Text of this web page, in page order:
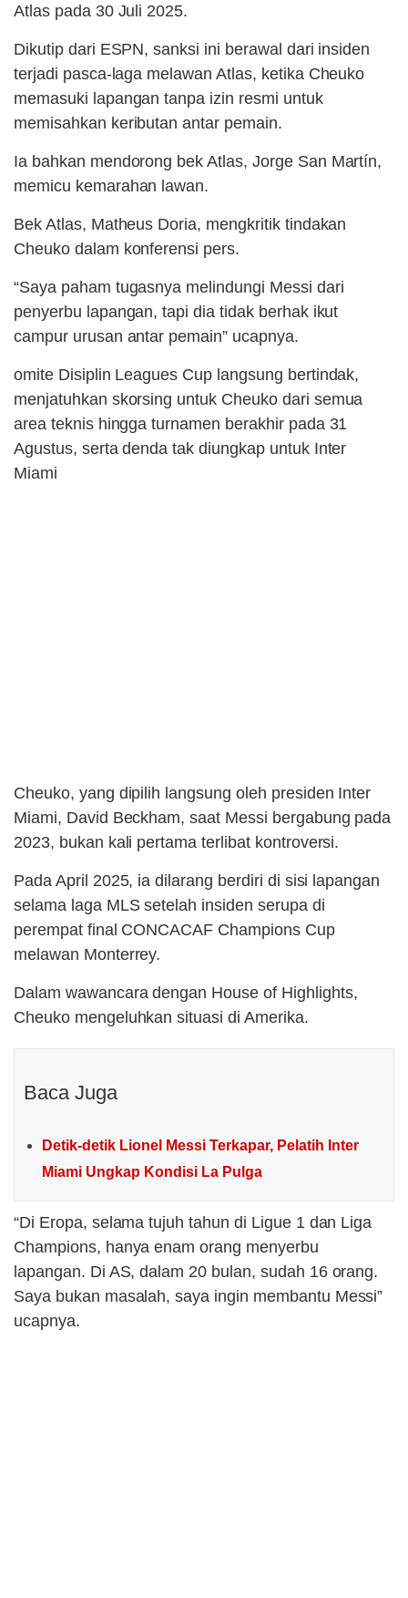
Atlas pada 30 Juli 2025.
Dikutip dari ESPN, sanksi ini berawal dari insiden
terjadi pasca-laga melawan Atlas, ketika Cheuko
memasuki lapangan tanpa izin resmi untuk
memisahkan keributan antar pemain.
Ia bahkan mendorong bek Atlas, Jorge San Martín,
memicu kemarahan lawan.
Bek Atlas, Matheus Doria, mengkritik tindakan
Cheuko dalam konferensi pers.
“Saya paham tugasnya melindungi Messi dari
penyerbu lapangan, tapi dia tidak berhak ikut
campur urusan antar pemain” ucapnya.
omite Disiplin Leagues Cup langsung bertindak,
menjatuhkan skorsing untuk Cheuko dari semua
area teknis hingga turnamen berakhir pada 31
Agustus, serta denda tak diungkap untuk Inter
Miami
Cheuko, yang dipilih langsung oleh presiden Inter
Miami, David Beckham, saat Messi bergabung pada
2023, bukan kali pertama terlibat kontroversi.
Pada April 2025, ia dilarang berdiri di sisi lapangan
selama laga MLS setelah insiden serupa di
perempat final CONCACAF Champions Cup
melawan Monterrey.
Dalam wawancara dengan House of Highlights,
Cheuko mengeluhkan situasi di Amerika.
Baca Juga
Detik-detik Lionel Messi Terkapar, Pelatih Inter
Miami Ungkap Kondisi La Pulga
“Di Eropa, selama tujuh tahun di Ligue 1 dan Liga
Champions, hanya enam orang menyerbu
lapangan. Di AS, dalam 20 bulan, sudah 16 orang.
Saya bukan masalah, saya ingin membantu Messi”
ucapnya.